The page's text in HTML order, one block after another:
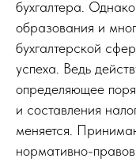
бухгалтера.
образования и
бухгалтерской
успеха. Ведь
определяющее
и составления
меняется.
нормативно-